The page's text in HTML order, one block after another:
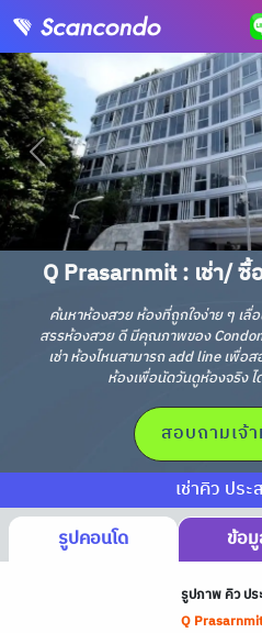
Q Prasarnmit : เช่า/
ค้นหาห้องสวย ห้องที่ถูกใจง่าย ๆ เลื่
สรรห้องสวย ดี มีคุณภาพของ
เช่า ห้องไหนสามารถ add line เพื่อ
ห้องเพื่อนัดวันดูห้องจริง
สอบถามเจ้
เช่าคิว ปร
รูปคอนโด
ข้อ
รูปภาพ คิว ปร
Q